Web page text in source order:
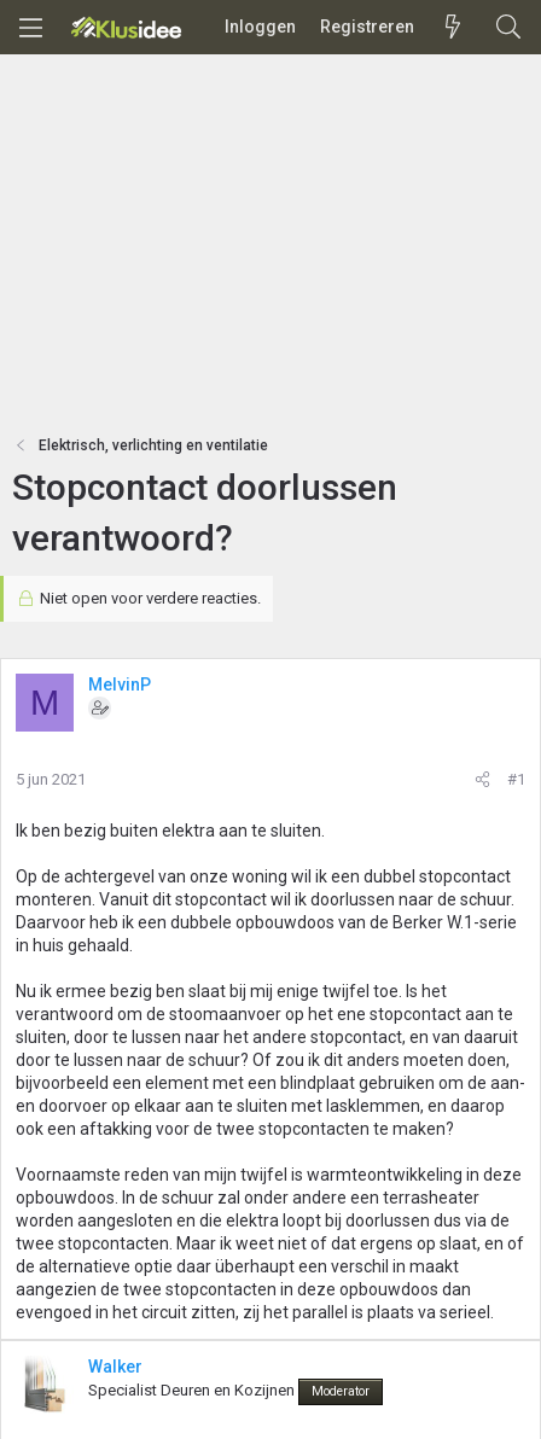
Inloggen Registreren
Elektrisch, verlichting en ventilatie
Stopcontact doorlussen
verantwoord?
Niet open voor verdere reacties.
M MelvinP
5 jun 2021 #1
Ik ben bezig buiten elektra aan te sluiten.
Op de achtergevel van onze woning wil ik een dubbel stopcontact
monteren. Vanuit dit stopcontact wil ik doorlussen naar de schuur.
Daarvoor heb ik een dubbele opbouwdoos van de Berker W.1-serie
in huis gehaald.
Nu ik ermee bezig ben slaat bij mij enige twijfel toe. Is het
verantwoord om de stoomaanvoer op het ene stopcontact aan te
sluiten, door te lussen naar het andere stopcontact, en van daaruit
door te lussen naar de schuur? Of zou ik dit anders moeten doen,
bijvoorbeeld een element met een blindplaat gebruiken om de aan-
en doorvoer op elkaar aan te sluiten met lasklemmen, en daarop
ook een aftakking voor de twee stopcontacten te maken?
Voornaamste reden van mijn twijfel is warmteontwikkeling in deze
opbouwdoos. In de schuur zal onder andere een terrasheater
worden aangesloten en die elektra loopt bij doorlussen dus via de
twee stopcontacten. Maar ik weet niet of dat ergens op slaat, en of
de alternatieve optie daar überhaupt een verschil in maakt
aangezien de twee stopcontacten in deze opbouwdoos dan
evengoed in het circuit zitten, zij het parallel is plaats va serieel.
Walker
Specialist Deuren en Kozijnen Moderator